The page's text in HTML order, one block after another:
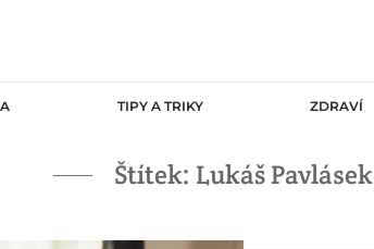
TIPY A TRIKY ZDRAVÍ
Štítek: Lukáš Pavlásek